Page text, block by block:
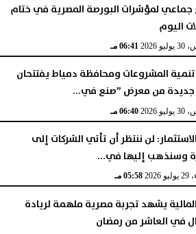
جماعي لمؤشرات البورصة المصرية في ختام
اليوم
2026 06:41 مـ
المشروعات ومحافظة دمياط يفتتحان
جديدة من معرض ”صنع في...
2026 06:40 مـ
لن ننتظر أن تأتي الشركات إلى
وسنذهب إليها في...
05:58 مـ
يشهد تجربة مصرية ملهمة لريادة
في العاشر من رمضان